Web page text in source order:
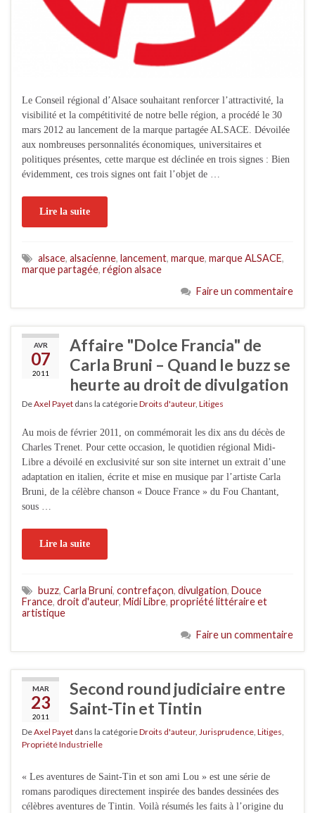
Le Conseil régional d’Alsace souhaitant renforcer l’attractivité, la
visibilité et la compétitivité de notre belle région, a procédé le 30
mars 2012 au lancement de la marque partagée ALSACE. Dévoilée
aux nombreuses personnalités économiques, universitaires et
politiques présentes, cette marque est déclinée en trois signes : Bien
évidemment, ces trois signes ont fait l’objet de …
Lire la suite
alsace, alsacienne, lancement, marque, marque ALSACE,
marque partagée, région alsace
Faire un commentaire
AVR
07
2011
Affaire "Dolce Francia" de
Carla Bruni – Quand le buzz se
heurte au droit de divulgation
DeAxel Payet dans la catégorieDroits d'auteur, Litiges
Au mois de février 2011, on commémorait les dix ans du décès de
Charles Trenet. Pour cette occasion, le quotidien régional Midi-
Libre a dévoilé en exclusivité sur son site internet un extrait d’une
adaptation en italien, écrite et mise en musique par l’artiste Carla
Bruni, de la célèbre chanson « Douce France » du Fou Chantant,
sous …
Lire la suite
buzz, Carla Bruni, contrefaçon, divulgation, Douce
France, droit d'auteur, Midi Libre, propriété littéraire et
artistique
Faire un commentaire
MAR
23
2011
Second round judiciaire entre
Saint-Tin et Tintin
DeAxel Payet dans la catégorieDroits d'auteur, Jurisprudence, Litiges,
Propriété Industrielle
« Les aventures de Saint-Tin et son ami Lou » est une série de
romans parodiques directement inspirée des bandes dessinées des
célèbres aventures de Tintin. Voilà résumés les faits à l’origine du